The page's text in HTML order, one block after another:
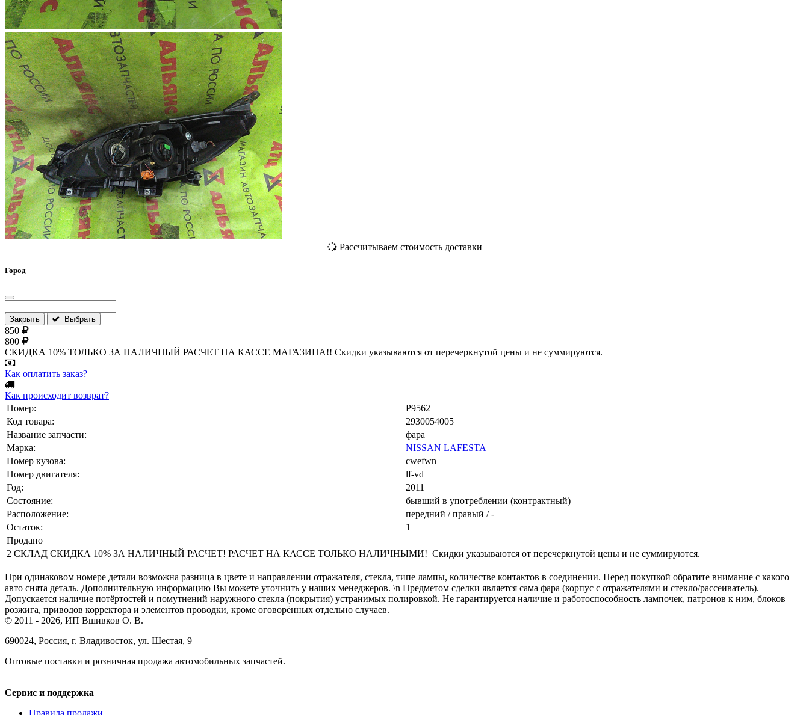
Рассчитываем стоимость доставки
Город
Закрыть Выбрать
850
800
СКИДКА 10% ТОЛЬКО ЗА НАЛИЧНЫЙ РАСЧЕТ НА КАССЕ МАГАЗИНА!! Скидки указываются от перечеркнутой цены и не суммируются.
Как оплатить заказ?
Как происходит возврат?
Номер:
P9562
Код товара:
2930054005
Название запчасти:
фара
Марка:
NISSAN LAFESTA
Номер кузова:
cwefwn
Номер двигателя:
lf-vd
Год:
2011
Состояние:
бывший в употреблении (контрактный)
Расположение:
передний / правый / -
Остаток:
1
Продано
2 СКЛАД СКИДКА 10% ЗА НАЛИЧНЫЙ РАСЧЕТ! РАСЧЕТ НА КАССЕ ТОЛЬКО НАЛИЧНЫМИ! Скидки указываются от перечеркнутой цены и не суммируются.
При одинаковом номере детали возможна разница в цвете и направлении отражателя, стекла, типе лампы, количестве контактов в соединении. Перед покупкой обратите внимание с какого
авто снята деталь. Дополнительную информацию Вы можете уточнить у наших менеджеров. \n Предметом сделки является сама фара (корпус с отражателями и стекло/рассеиватель).
Допускается наличие потёртостей и помутнений наружного стекла (покрытия) устранимых полировкой. Не гарантируется наличие и работоспособность лампочек, патронов к ним, блоков
розжига, приводов корректора и элементов проводки, кроме оговорённых отдельно случаев.
© 2011 - 2026, ИП Вшивков О. В.
690024, Россия, г. Владивосток, ул. Шестая, 9
Оптовые поставки и розничная продажа автомобильных запчастей.
Сервис и поддержка
Правила продажи